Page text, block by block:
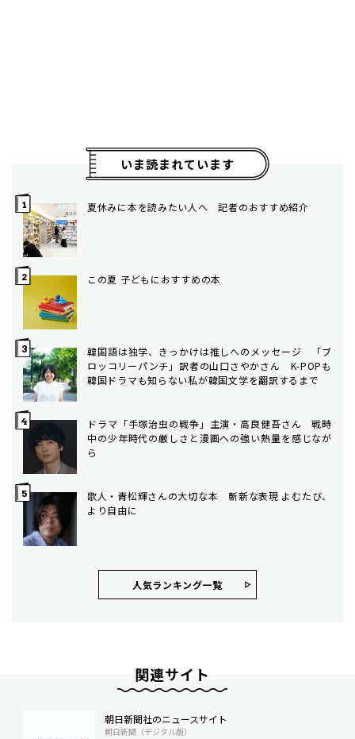
いま読まれています
夏休みに本を読みたい人へ 記者のおすすめ紹介
この夏 子どもにおすすめの本
韓国語は独学、きっかけは推しへのメッセージ 「ブ
ロッコリーパンチ」訳者の山口さやかさん K-POPも
韓国ドラマも知らない私が韓国文学を翻訳するまで
ドラマ「手塚治虫の戦争」主演・高良健吾さん 戦時
中の少年時代の厳しさと漫画への強い熱量を感じなが
ら
歌人・青松輝さんの大切な本 斬新な表現 よむたび、
より自由に
人気ランキング⼀覧
関連サイト
朝日新聞社のニュースサイト
朝日新聞（デジタル版）